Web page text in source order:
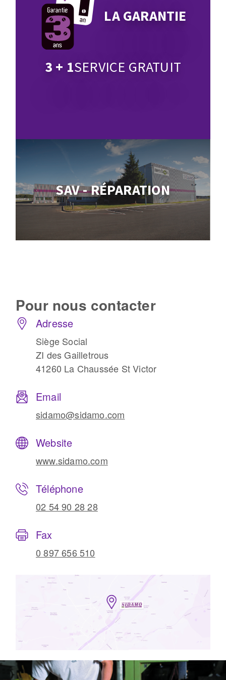
LA GARANTIE
3 + 1SERVICE GRATUIT
SAV - RÉPARATION
Pour nous contacter
Adresse
Siège Social
ZI des Gailletrous
41260 La Chaussée St Victor
Email
sidamo@sidamo.com
Website
www.sidamo.com
Téléphone
02 54 90 28 28
Fax
0 897 656 510